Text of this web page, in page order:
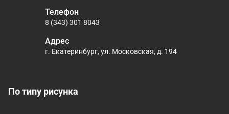
По типу рисунка
Телефон
8 (343) 301 8043
Адрес
г. Екатеринбург, ул. Московская, д. 194